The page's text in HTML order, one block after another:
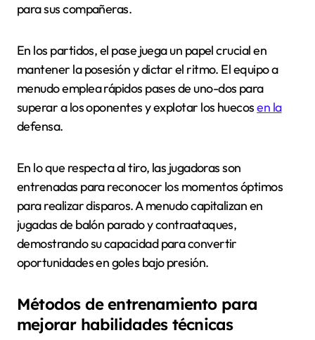
para sus compañeras.
En los partidos, el pase juega un papel crucial en
mantener la posesión y dictar el ritmo. El equipo a
menudo emplea rápidos pases de uno-dos para
superar a los oponentes y explotar los huecosen la
defensa.
En lo que respecta al tiro, las jugadoras son
entrenadas para reconocer los momentos óptimos
para realizar disparos. A menudo capitalizan en
jugadas de balón parado y contraataques,
demostrando su capacidad para convertir
oportunidades en goles bajo presión.
Métodos de entrenamiento para
mejorar habilidades técnicas